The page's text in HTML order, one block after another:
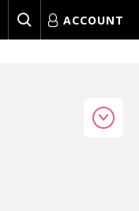
ACCOUNT